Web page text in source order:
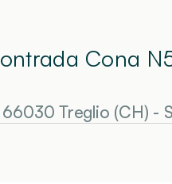
Cona
Treglio (CH) -